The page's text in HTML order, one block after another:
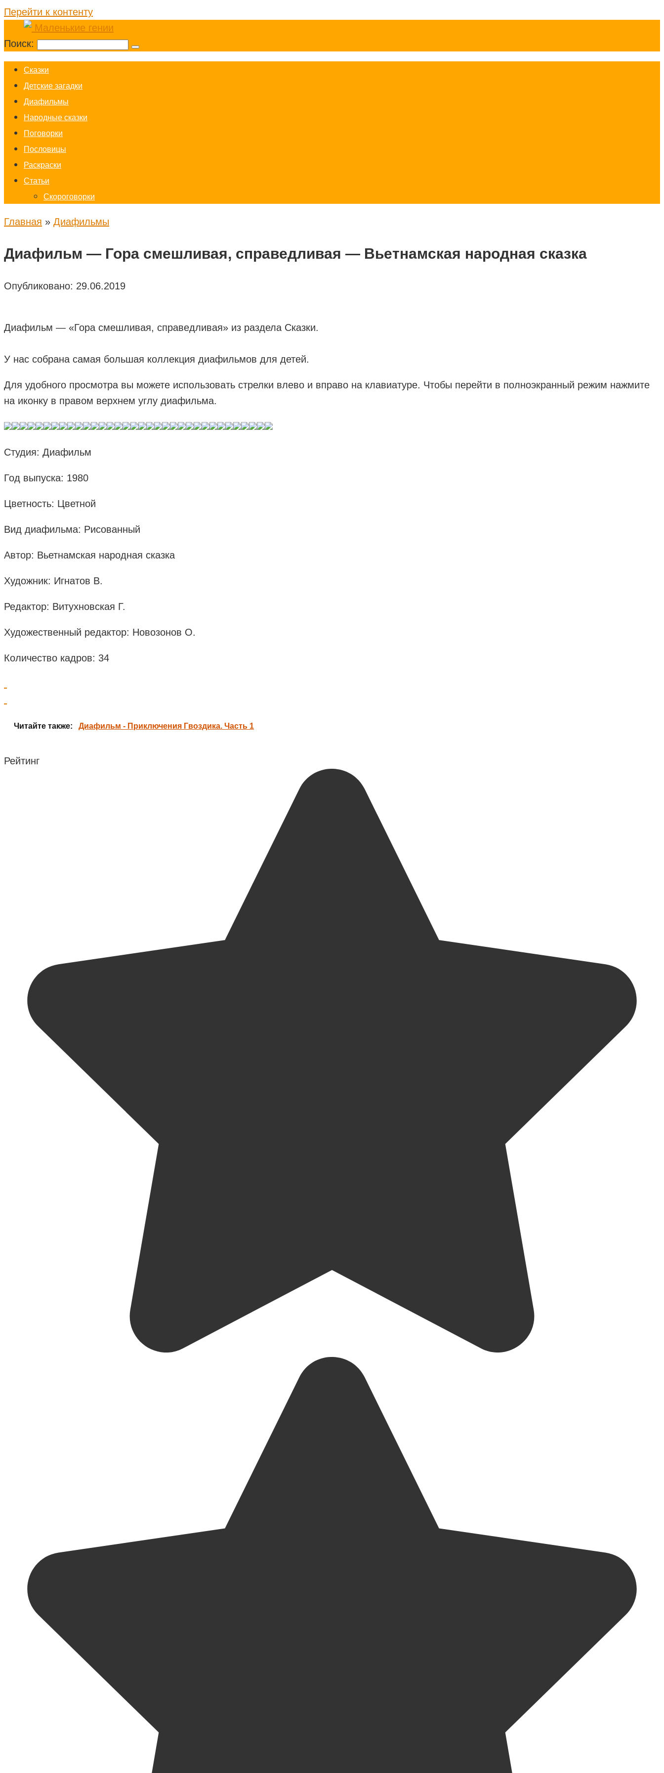
Перейти к контенту
Поиск:
Cказки
Детские загадки
Диафильмы
Народные сказки
Поговорки
Пословицы
Раскраски
Статьи
Скороговорки
Главная » Диафильмы
Диафильм — Гора смешливая, справедливая — Вьетнамская народная сказка
Опубликовано: 29.06.2019
Диафильм — «Гора смешливая, справедливая» из раздела Сказки.
У нас собрана самая большая коллекция диафильмов для детей.
Для удобного просмотра вы можете использовать стрелки влево и вправо на клавиатуре. Чтобы перейти в полноэкранный режим нажмите
на иконку в правом верхнем углу диафильма.
Студия: Диафильм
Год выпуска: 1980
Цветность: Цветной
Вид диафильма: Рисованный
Автор: Вьетнамская народная сказка
Художник: Игнатов В.
Редактор: Витухновская Г.
Художественный редактор: Новозонов О.
Количество кадров: 34
Читайте также: Диафильм - Приключения Гвоздика. Часть 1
Рейтинг